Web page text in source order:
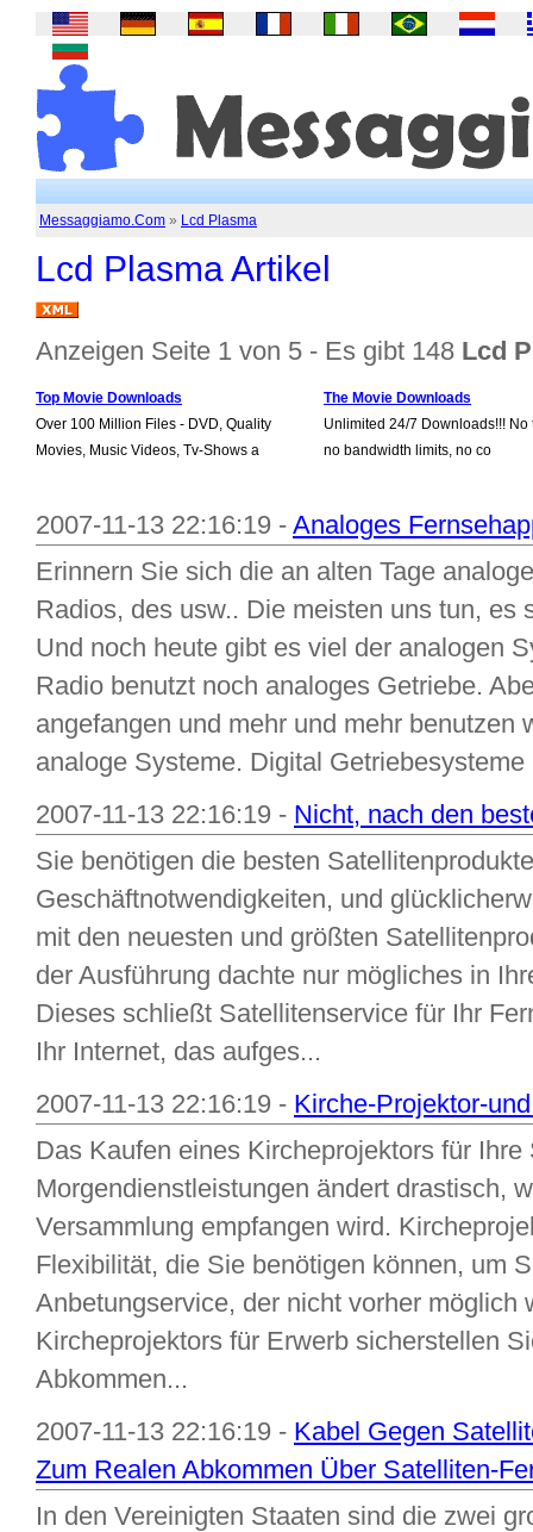
Messaggiamo.Com » Lcd Plasma
Lcd Plasma Artikel
Anzeigen Seite 1 von 5 - Es gibt 148 Lcd
Top Movie Downloads
Over 100 Million Files - DVD, Quality
Movies, Music Videos, Tv-Shows a
The Movie Downloads
Unlimited 24/7 Downloads!!! No
no bandwidth limits, no co
2007-11-13 22:16:19 - Analoges
Erinnern Sie sich die an alten Tage
Radios, des usw.. Die meisten uns tun, es
Und noch heute gibt es viel der analogen
Radio benutzt noch analoges Getriebe.
angefangen und mehr und mehr benutzen
analoge Systeme. Digital Getriebesysteme
2007-11-13 22:16:19 - Nicht, nach den
Sie benötigen die besten
Geschäftnotwendigkeiten, und
mit den neuesten und größten
der Ausführung dachte nur mögliches in
Dieses schließt Satellitenservice für Ihr
Ihr Internet, das aufges...
2007-11-13 22:16:19 - Kirche-Projektor-
Das Kaufen eines Kircheprojektors für Ihre
Morgendienstleistungen ändert drastisch,
Versammlung empfangen wird.
Flexibilität, die Sie benötigen können, um
Anbetungservice, der nicht vorher möglich
Kircheprojektors für Erwerb sicherstellen
Abkommen...
2007-11-13 22:16:19 - Kabel Gegen
Zum Realen Abkommen Über Satelliten-
In den Vereinigten Staaten sind die zwei